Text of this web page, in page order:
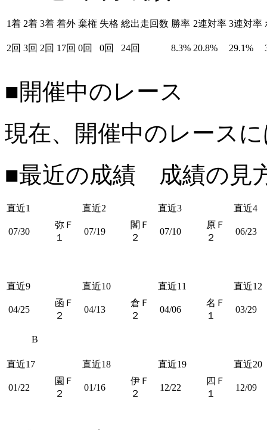
1着 2着 3着 着外 棄権 失格 総出走回数 勝率 2連対率 3連対率
2回 3回 2回 17回 0回 0回 24回 8.3% 20.8% 29.1%
■開催中のレース
現在、開催中のレース
■最近の成績 成績の見
直近1 直近2 直近3 直近4
07/30
弥Ｆ
１
07/19
閣Ｆ
２
07/10
原Ｆ
２
06/23
直近9 直近10 直近11 直近12
04/25
函Ｆ
２
B
04/13
倉Ｆ
２
04/06
名Ｆ
１
03/29
直近17 直近18 直近19 直近20
01/22
園Ｆ
２
01/16
伊Ｆ
２
12/22
四Ｆ
１
12/09